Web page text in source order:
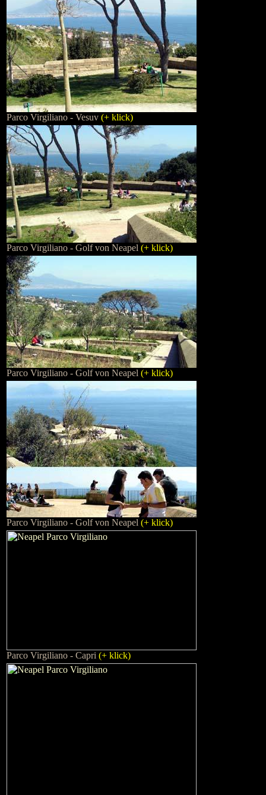
Parco Virgiliano - Vesuv (+ klick)
Parco Virgiliano - Golf von Neapel (+ klick)
Parco Virgiliano - Golf von Neapel (+ klick)
Parco Virgiliano - Golf von Neapel (+ klick)
Parco Virgiliano - Capri (+ klick)